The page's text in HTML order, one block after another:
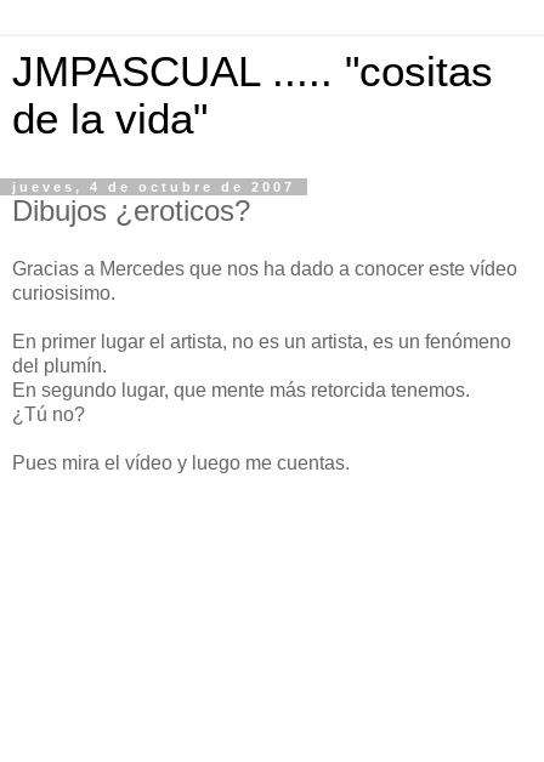
JMPASCUAL ..... "cositas
de la vida"
jueves, 4 de octubre de 2007
Dibujos ¿eroticos?
Gracias a Mercedes que nos ha dado a conocer este vídeo
curiosisimo.
En primer lugar el artista, no es un artista, es un fenómeno
del plumín.
En segundo lugar, que mente más retorcida tenemos.
¿Tú no?
Pues mira el vídeo y luego me cuentas.